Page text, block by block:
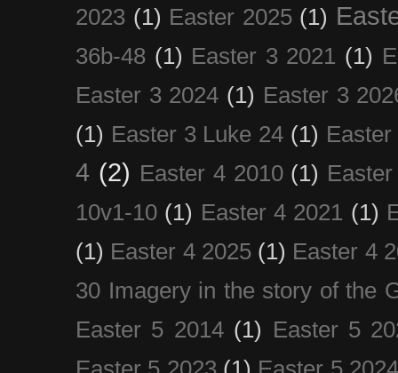
2023 (1) Easter 2025 (1)
36b-48 (1) Easter 3 2021 (1)
Easter 3 2024 (1) Easter 3
(1) Easter 3 Luke 24 (1)
4 (2) Easter 4 2010 (1)
10v1-10 (1) Easter 4 2021 (1)
(1) Easter 4 2025 (1) Easter 4
30 Imagery in the story of the
Easter 5 2014 (1) Easter 5